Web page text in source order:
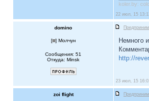
koler.by:
22 июл, 15
domino
[ ] Молчун
Сообщения: 51
Откуда: Minsk
Немного
http://
23 июл, 15
zoi flight